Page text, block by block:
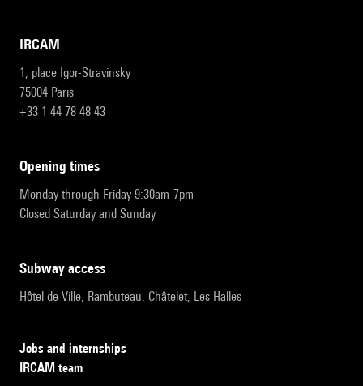
IRCAM
1, place Igor-Stravinsky
75004 Paris
+33 1 44 78 48 43
opening times
Monday through Friday 9:30am-7pm
Closed Saturday and Sunday
subway access
Hôtel de Ville, Rambuteau, Châtelet, Les Halles
Jobs and internships
IRCAM team